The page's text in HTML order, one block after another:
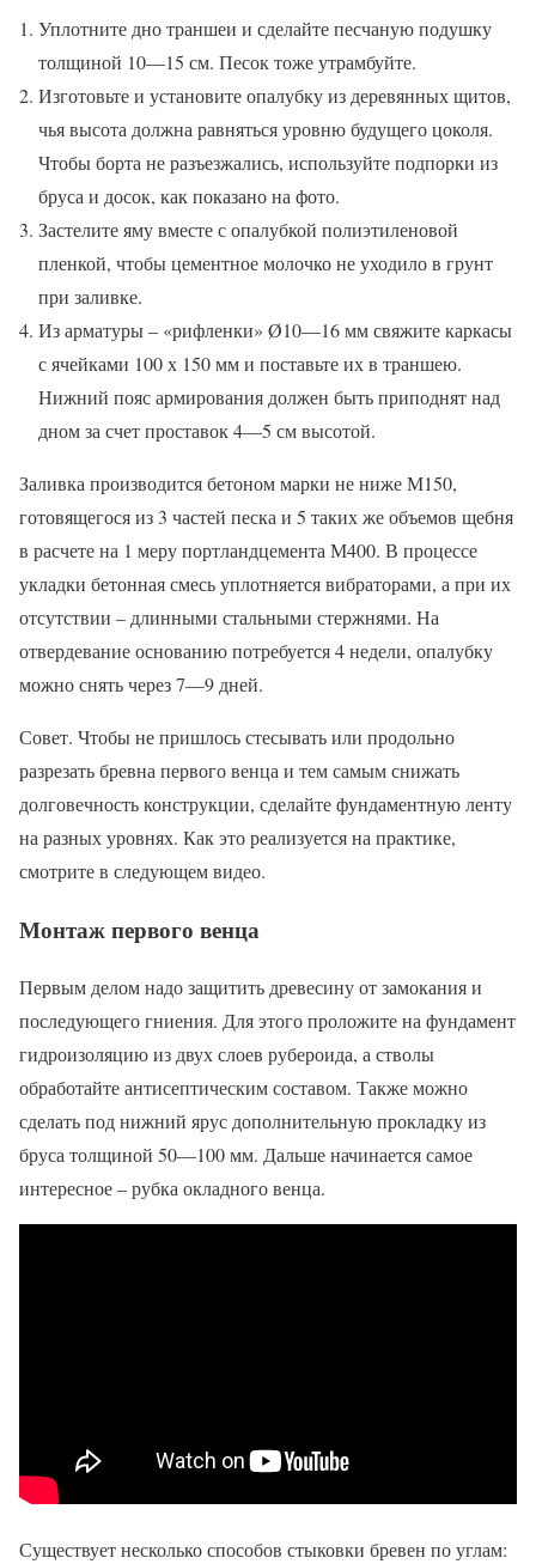
Уплотните дно траншеи и сделайте песчаную подушку
толщиной 10—15 см. Песок тоже утрамбуйте.
Изготовьте и установите опалубку из деревянных щитов,
чья высота должна равняться уровню будущего цоколя.
Чтобы борта не разъезжались, используйте подпорки из
бруса и досок, как показано на фото.
Застелите яму вместе с опалубкой полиэтиленовой
пленкой, чтобы цементное молочко не уходило в грунт
при заливке.
Из арматуры – «рифленки» Ø10—16 мм свяжите каркасы
с ячейками 100 х 150 мм и поставьте их в траншею.
Нижний пояс армирования должен быть приподнят над
дном за счет проставок 4—5 см высотой.
Заливка производится бетоном марки не ниже М150,
готовящегося из 3 частей песка и 5 таких же объемов щебня
в расчете на 1 меру портландцемента М400. В процессе
укладки бетонная смесь уплотняется вибраторами, а при их
отсутствии – длинными стальными стержнями. На
отвердевание основанию потребуется 4 недели, опалубку
можно снять через 7—9 дней.
Совет. Чтобы не пришлось стесывать или продольно
разрезать бревна первого венца и тем самым снижать
долговечность конструкции, сделайте фундаментную ленту
на разных уровнях. Как это реализуется на практике,
смотрите в следующем видео.
Монтаж первого венца
Первым делом надо защитить древесину от замокания и
последующего гниения. Для этого проложите на фундамент
гидроизоляцию из двух слоев рубероида, а стволы
обработайте антисептическим составом. Также можно
сделать под нижний ярус дополнительную прокладку из
бруса толщиной 50—100 мм. Дальше начинается самое
интересное – рубка окладного венца.
Существует несколько способов стыковки бревен по углам: